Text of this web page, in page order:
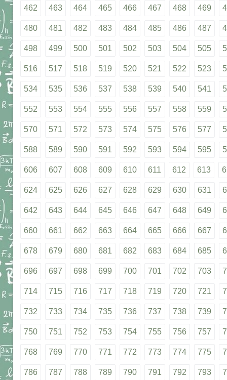
462 463 464 465 466 467 468 469
480 481 482 483 484 485 486 487
498 499 500 501 502 503 504 505
516 517 518 519 520 521 522 523
534 535 536 537 538 539 540 541
552 553 554 555 556 557 558 559
570 571 572 573 574 575 576 577
588 589 590 591 592 593 594 595
606 607 608 609 610 611 612 613
624 625 626 627 628 629 630 631
642 643 644 645 646 647 648 649
660 661 662 663 664 665 666 667
678 679 680 681 682 683 684 685
696 697 698 699 700 701 702 703
714 715 716 717 718 719 720 721
732 733 734 735 736 737 738 739
750 751 752 753 754 755 756 757
768 769 770 771 772 773 774 775
786 787 788 789 790 791 792 793